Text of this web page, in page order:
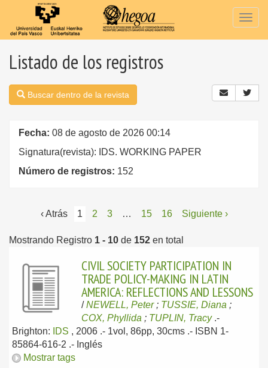
Listado de los registros
Buscar dentro de la revista
Fecha: 08 de agosto de 2026 00:14
Signatura(revista): IDS. WORKING PAPER
Número de registros: 152
‹ Atrás 1 2 3 … 15 16 Siguiente ›
Mostrando Registro 1 - 10 de 152 en total
CIVIL SOCIETY PARTICIPATION IN
TRADE POLICY-MAKING IN LATIN
AMERICA: REFLECTIONS AND LESSONS
/NEWELL, Peter; TUSSIE, Diana ;
COX, Phyllida ; TUPLIN, Tracy .-
Brighton:
IDS , 2006 .- 1vol, 86pp, 30cms .- ISBN 1-
85864-616-2 .- Inglés
Mostrar tags